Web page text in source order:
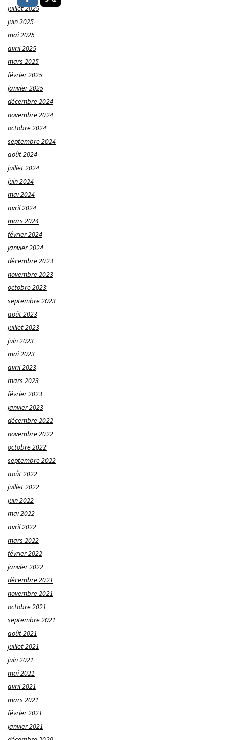
juillet 2025
juin 2025
mai 2025
avril 2025
mars 2025
février 2025
janvier 2025
décembre 2024
novembre 2024
octobre 2024
septembre 2024
août 2024
juillet 2024
juin 2024
mai 2024
avril 2024
mars 2024
février 2024
janvier 2024
décembre 2023
novembre 2023
octobre 2023
septembre 2023
août 2023
juillet 2023
juin 2023
mai 2023
avril 2023
mars 2023
février 2023
janvier 2023
décembre 2022
novembre 2022
octobre 2022
septembre 2022
août 2022
juillet 2022
juin 2022
mai 2022
avril 2022
mars 2022
février 2022
janvier 2022
décembre 2021
novembre 2021
octobre 2021
septembre 2021
août 2021
juillet 2021
juin 2021
mai 2021
avril 2021
mars 2021
février 2021
janvier 2021